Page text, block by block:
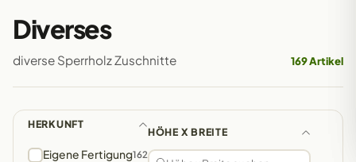
Diverses
diverse Sperrholz Zuschnitte 169 Artikel
HERKUNFT
Eigene Fertigung162
HÖHE X BREITE